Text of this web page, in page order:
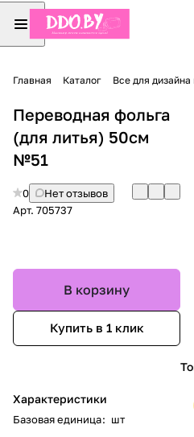
Главная Каталог Все для дизайна
Переводная фольга
(для литья) 50см
№51
0
Нет отзывов
Арт. 705737
В корзину
Купить в 1 клик
Характеристики
Базовая единица: шт